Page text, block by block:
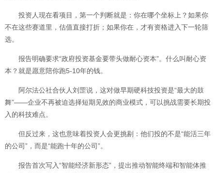
投资人现在看项目，第一个判断就是：你在哪个坐标上？如果你
不在这些赛道里，估值直接打折；如果你在，才有资格进入下一轮筛
选。
报告明确要求“政府投资基金要带头做耐心资本”。什么叫耐心资
本？就是愿意陪你跑5-10年的钱。
阿尔法公社合伙人刘罡说，这对做早期硬科技投资是“最大的鼓
舞”——企业不再被迫选择短期见效的商业模式，可以挑战需要长期投
入的科技难点。
但反过来，这也意味着投资人会更挑剔：他们投的不是“能活三年
的公司”，而是“能跑十年的公司”。
报告首次写入“智能经济新形态”，提出推动智能终端和智能体推